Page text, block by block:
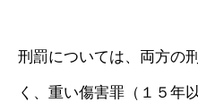
刑罰については、両方の
く、重い傷害罪（１５年